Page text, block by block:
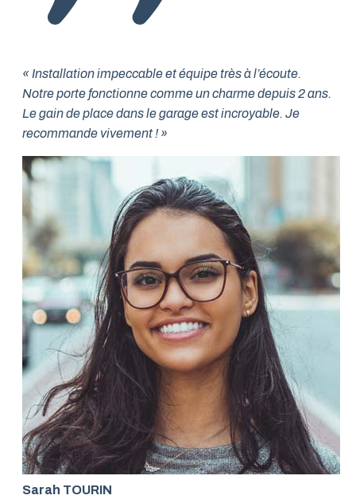
« Installation impeccable et équipe très à l’écoute.
Notre porte fonctionne comme un charme depuis 2 ans.
Le gain de place dans le garage est incroyable. Je
recommande vivement ! »
Sarah TOURIN